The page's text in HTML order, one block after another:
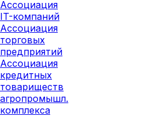
Ассоциация
IT-компаний
Ассоциация
торговых
предприятий
Ассоциация
кредитных
товариществ
агропромышл.
комплекса